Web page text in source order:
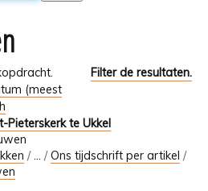
Filter de resultaten.
(meest
Pieterskerk te Ukkel
/… /Ons tijdschrift per artikel /